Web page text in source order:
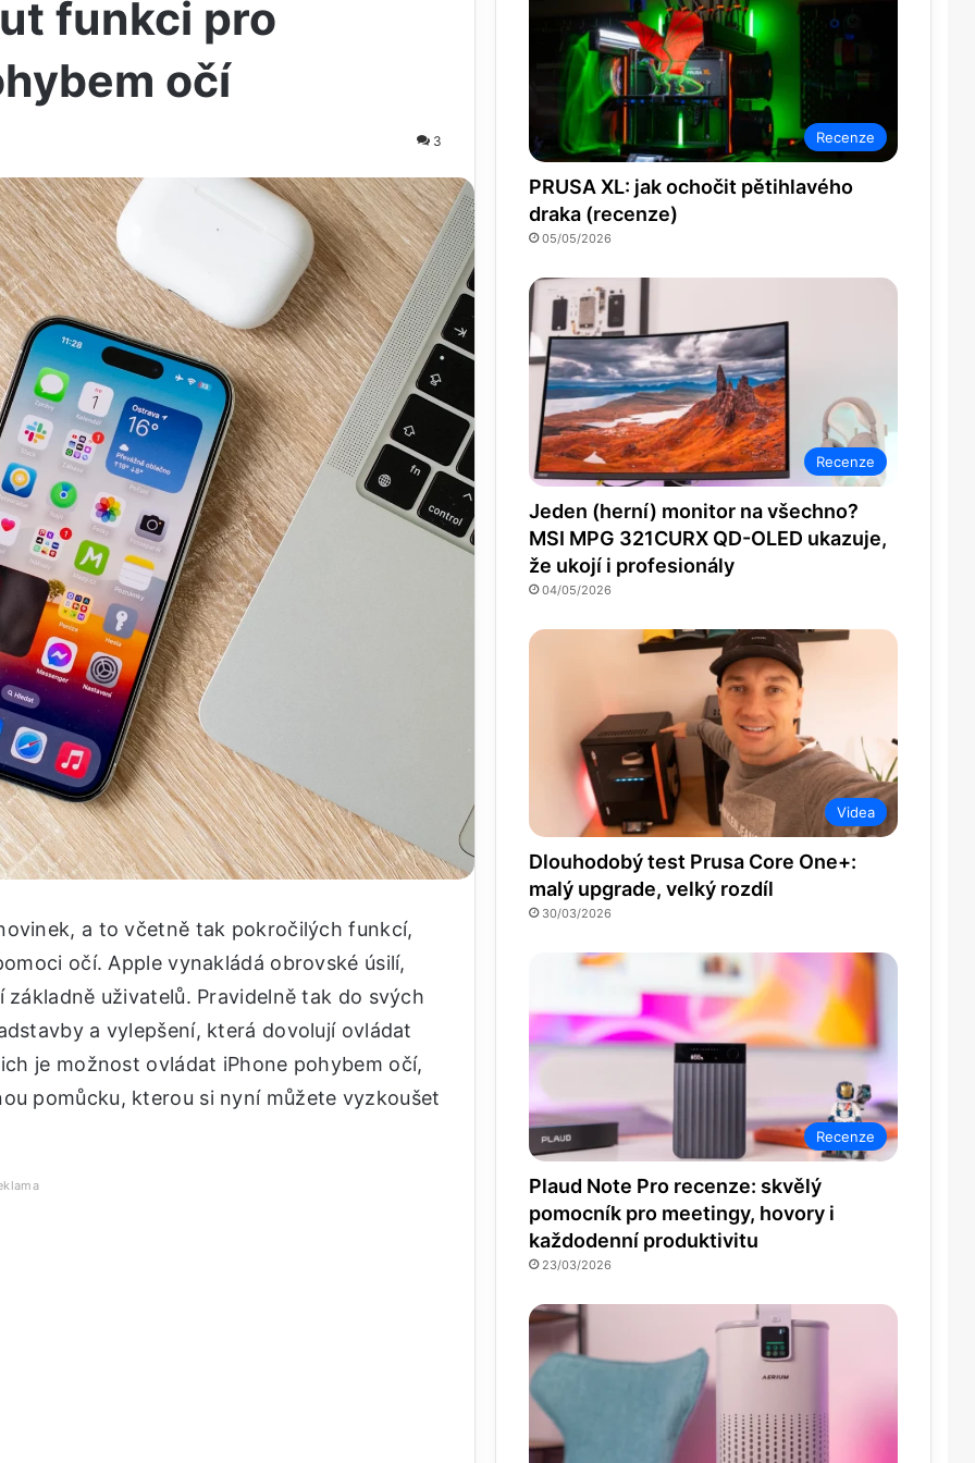
funkci pro
očí
3
a to včetně tak pokročilých funkcí,
očí. Apple vynakládá obrovské úsilí,
uživatelů. Pravidelně tak do svých
a vylepšení, která dovolují ovládat
je možnost ovládat iPhone pohybem očí,
pomůcku, kterou si nyní můžete vyzkoušet
Recenze
PRUSA XL: jak ochočit pětihlavého
draka (recenze)
05/05/2026
Recenze
Jeden (herní) monitor na všechno?
MSI MPG 321CURX QD-OLED ukazuje,
že ukojí i profesionály
04/05/2026
Videa
Dlouhodobý test Prusa Core One+:
malý upgrade, velký rozdíl
30/03/2026
Recenze
Plaud Note Pro recenze: skvělý
pomocník pro meetingy, hovory i
každodenní produktivitu
23/03/2026